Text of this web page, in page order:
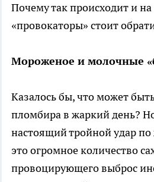
Почему так происходит и на
«провокаторы» стоит
Мороженое и молочные
Казалось бы, что может
пломбира в жаркий день?
настоящий тройной удар
это огромное количество
провоцирующего выброс